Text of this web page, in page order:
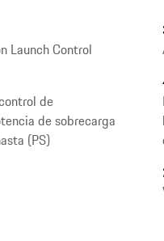
Launch Control
de
de sobrecarga
(PS)